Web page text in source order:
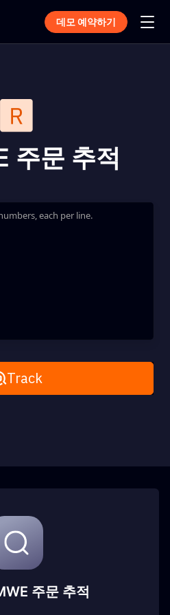
데모 예약하기
주문 추적
each per line.
Track
주문 추적